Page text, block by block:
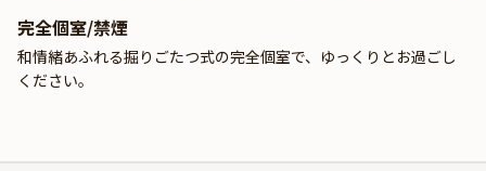
完全個室/禁煙
和情緒あふれる掘りごたつ式の完全個室で、ゆっくりとお過ごし
ください。